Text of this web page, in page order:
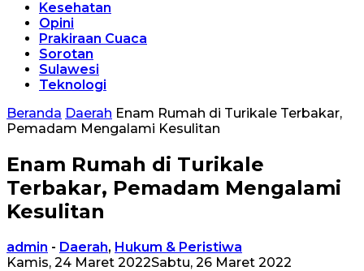
Kesehatan
Opini
Prakiraan Cuaca
Sorotan
Sulawesi
Teknologi
Beranda Daerah Enam Rumah di Turikale Terbakar,
Pemadam Mengalami Kesulitan
Enam Rumah di Turikale
Terbakar, Pemadam Mengalami
Kesulitan
admin - Daerah, Hukum & Peristiwa
Kamis, 24 Maret 2022Sabtu, 26 Maret 2022